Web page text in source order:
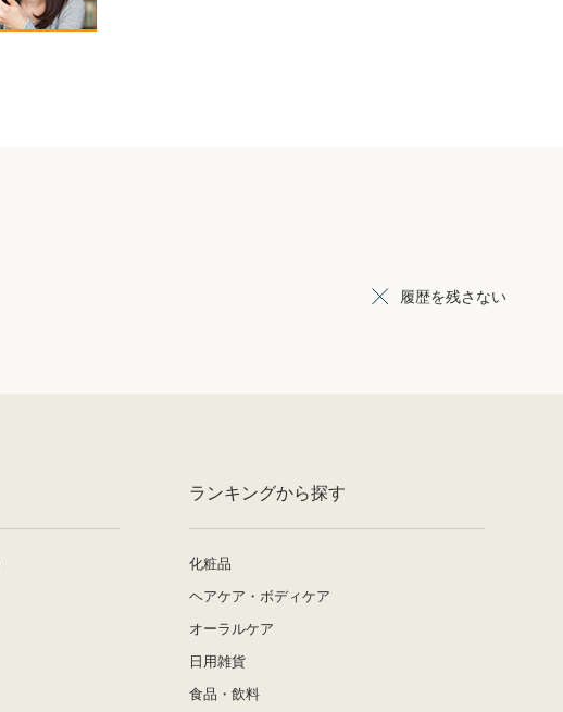
履歴を残さない
ランキングから探す
化粧品
ヘアケア・ボディケア
オーラルケア
日用雑貨
食品・飲料